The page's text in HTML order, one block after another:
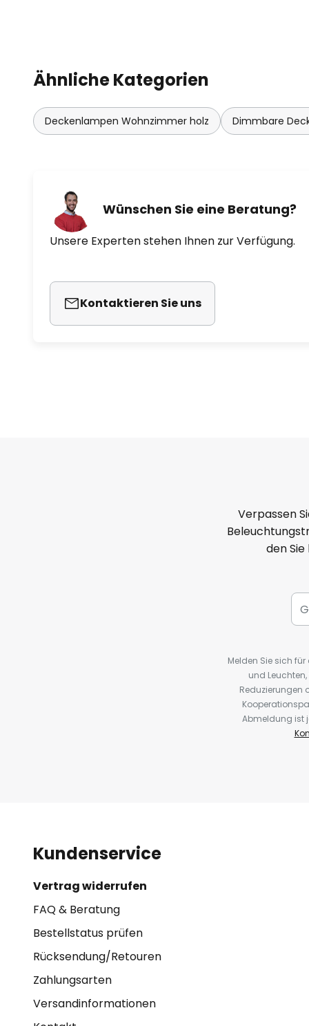
Ähnliche Kategorien
Deckenlampen Wohnzimmer holz Dimmbare
Wünschen Sie eine Beratung?
Unsere Experten stehen Ihnen zur Verfügung.
Kontaktieren Sie uns
Verpassen
den
Melden Sie sich
und
Reduzierungen
Abmeldung ist
Kundenservice
Vertrag widerrufen
FAQ & Beratung
Bestellstatus prüfen
Rücksendung/Retouren
Zahlungsarten
Versandinformationen